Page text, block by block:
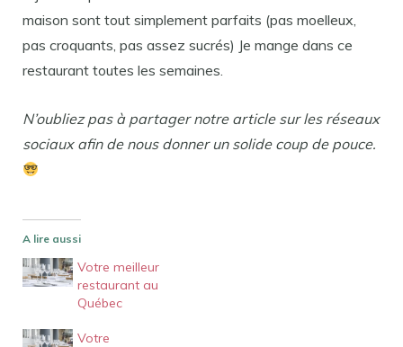
maison sont tout simplement parfaits (pas moelleux,
pas croquants, pas assez sucrés) Je mange dans ce
restaurant toutes les semaines.
N’oubliez pas à partager notre article sur les réseaux
sociaux afin de nous donner un solide coup de pouce.
A lire aussi
Votre meilleur
restaurant au
Québec
Votre